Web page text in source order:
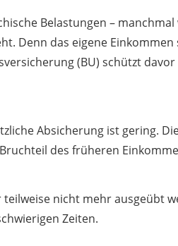
Belastungen –
Denn das eigene
(BU) schützt
Absicherung ist gering.
des früheren
nicht mehr ausgeübt
Zeiten.